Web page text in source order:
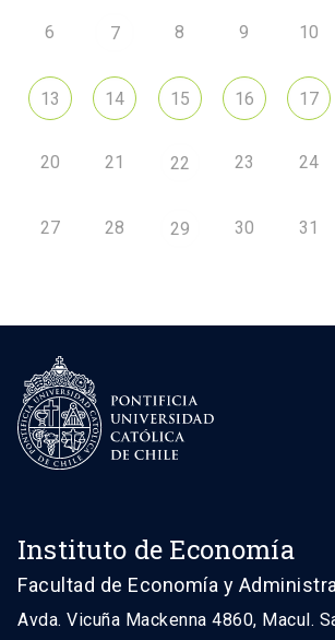
6 7 8 9 10
13 14 15 16 17
20 21 22 23 24
27 28 29 30 31
Instituto de Economía
Facultad de Economía y
Avda. Vicuña Mackenna 4860, Macul.